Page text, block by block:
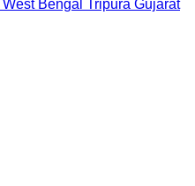
West Bengal Tripura Gujarat